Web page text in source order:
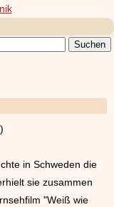
in Schweden die
sie zusammen
"Weiß wie